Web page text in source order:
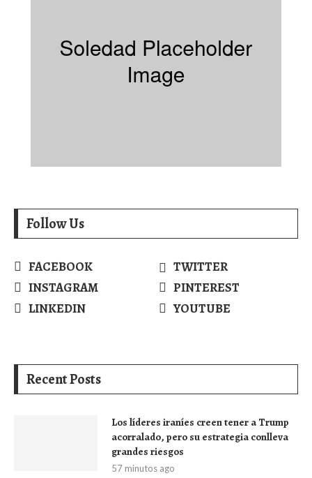
Follow Us
FACEBOOK
TWITTER
INSTAGRAM
PINTEREST
LINKEDIN
YOUTUBE
Recent Posts
Los líderes iraníes creen tener a Trump
acorralado, pero su estrategia conlleva
grandes riesgos
57 minutos ago